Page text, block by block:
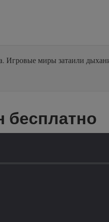
Игровые миры затаили
бесплатно